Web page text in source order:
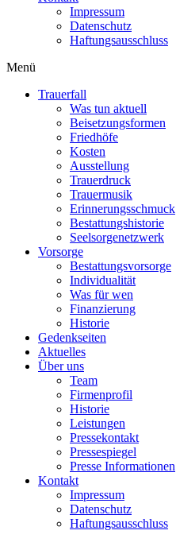
Impressum
Datenschutz
Haftungsausschluss
Menü
Trauerfall
Was tun aktuell
Beisetzungsformen
Friedhöfe
Kosten
Ausstellung
Trauerdruck
Trauermusik
Erinnerungsschmuck
Bestattungshistorie
Seelsorgenetzwerk
Vorsorge
Bestattungsvorsorge
Individualität
Was für wen
Finanzierung
Historie
Gedenkseiten
Aktuelles
Über uns
Team
Firmenprofil
Historie
Leistungen
Pressekontakt
Pressespiegel
Presse Informationen
Kontakt
Impressum
Datenschutz
Haftungsausschluss